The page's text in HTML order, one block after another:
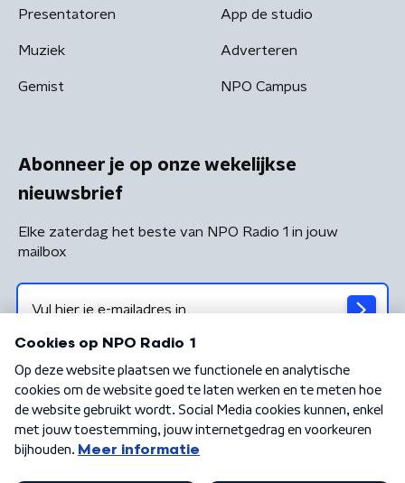
Presentatoren
Muziek
Gemist
App de studio
Adverteren
NPO Campus
Abonneer je op onze wekelijkse
nieuwsbrief
Elke zaterdag het beste van NPO Radio 1 in jouw
mailbox
Algemene voorwaarden